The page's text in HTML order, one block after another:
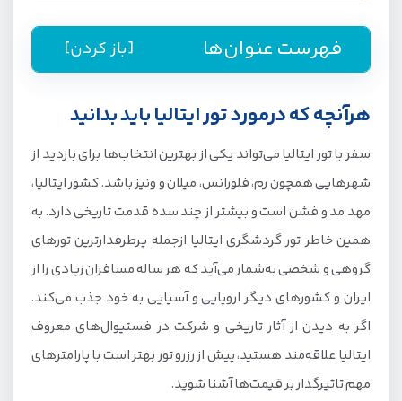
فهرست عنوان‌ها [باز کردن]
هرآنچه که درمورد تور ایتالیا باید بدانید
بهترین زمان سفر به ایتالیا
مسیر هوایی تور ایتالیا
قیمت تور ایتالیا چقدر است؟
آشنایی با خدمات تور ایتالیا
مدارک لازم برای سفر با تور ایتالیا
با جاذبه‌های دیدنی ایتالیا آشنا شوید
هرآنچه که درمورد تور ایتالیا باید بدانید
سفر با تور ایتالیا می‌تواند یکی از بهترین انتخاب‌ها برای بازدید از
شهرهایی همچون رم، فلورانس، میلان و ونیز باشد. کشور ایتالیا،
مهد مد و فشن است و بیشتر از چند سده قدمت تاریخی دارد. به
همین خاطر تور گردشگری ایتالیا ازجمله پرطرفدارترین تورهای
گروهی و شخصی به‌شمار می‌آید که هر ساله مسافران زیادی را از
ایران و کشورهای دیگر اروپایی و آسیایی به خود جذب می‌کند.
اگر به دیدن از آثار تاریخی و شرکت در فستیوال‌های معروف
ایتالیا علاقه‌مند هستید، پیش از رزرو تور بهتر است با پارامترهای
مهم تاثیرگذار بر قیمت‌ها آشنا شوید.